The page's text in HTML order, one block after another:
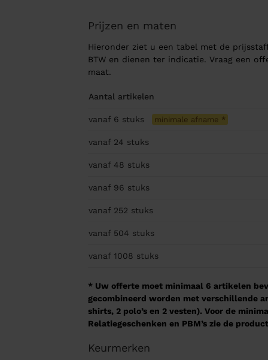
Prijzen en maten
Hieronder ziet u een tabel met de
BTW en dienen ter indicatie. Vraag een
maat.
Aantal artikelen
vanaf 6 stuks minimale afname *
vanaf 24 stuks
vanaf 48 stuks
vanaf 96 stuks
vanaf 252 stuks
vanaf 504 stuks
vanaf 1008 stuks
* Uw offerte moet minimaal 6 artikelen
gecombineerd worden met verschillende
shirts, 2 polo’s en 2 vesten). Voor de
Relatiegeschenken en PBM’s zie de
Keurmerken